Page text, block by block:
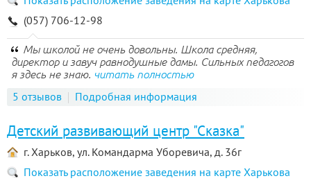
(057) 706-12-98
Мы школой не очень довольны. Школа средняя,
директор и завуч равнодушные дамы. Сильных педагогов
я здесь не знаю. читать полностью
5 отзывов Подробная информация
Детский развивающий центр "Сказка"
г. Харьков, ул. Командарма Уборевича, д. 36г
Показать расположение заведения на карте Харькова